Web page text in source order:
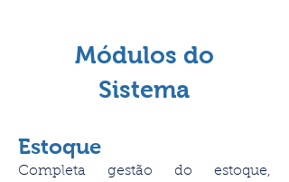
Módulos do
Sistema
Estoque
Completa gestão do estoque,